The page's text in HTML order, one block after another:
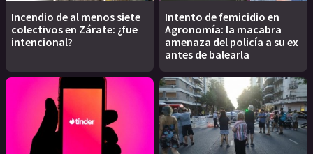
Incendio de al menos siete
colectivos en Zárate: ¿fue
intencional?
Intento de femicidio en
Agronomía: la macabra
amenaza del policía a su ex
antes de balearla